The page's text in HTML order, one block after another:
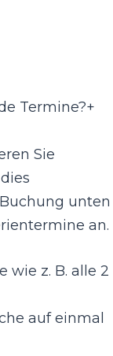
Termine?+
Sie
unten
an.
wie z. B. alle 2
auf einmal